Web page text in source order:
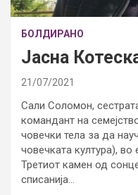
БОЛДИРАНО
Јасна
21/07/2021
Сали Соломон,
командант на
човечки тела за да
човечката култура),
Третиот камен од
списанија…